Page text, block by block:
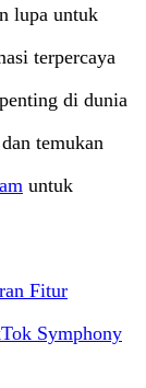
lupa untuk
terpercaya
di dunia
dan temukan
untuk
Fitur
Symphony